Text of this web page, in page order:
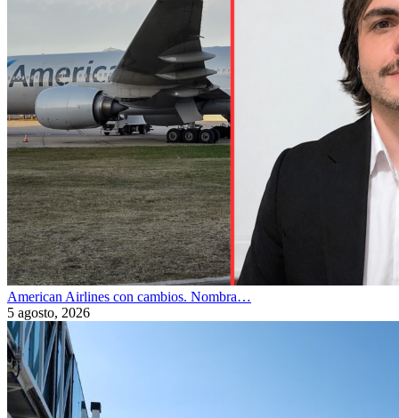
American Airlines con cambios. Nombra…
5 agosto, 2026